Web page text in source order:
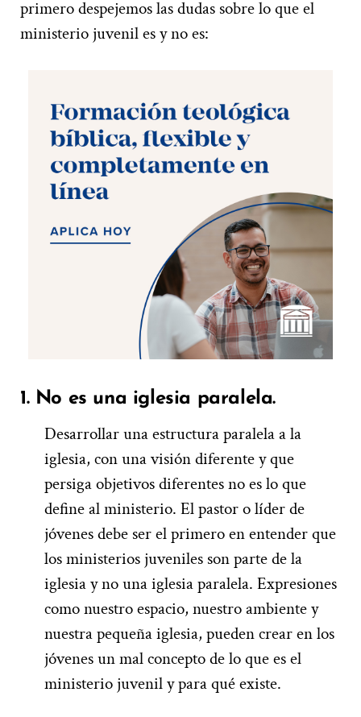
primero despejemos las dudas sobre lo que el
ministerio juvenil es y no es:
1. No es una iglesia paralela.
Desarrollar una estructura paralela a la
iglesia, con una visión diferente y que
persiga objetivos diferentes no es lo que
define al ministerio. El pastor o líder de
jóvenes debe ser el primero en entender que
los ministerios juveniles son parte de la
iglesia y no una iglesia paralela. Expresiones
como nuestro espacio, nuestro ambiente y
nuestra pequeña iglesia, pueden crear en los
jóvenes un mal concepto de lo que es el
ministerio juvenil y para qué existe.